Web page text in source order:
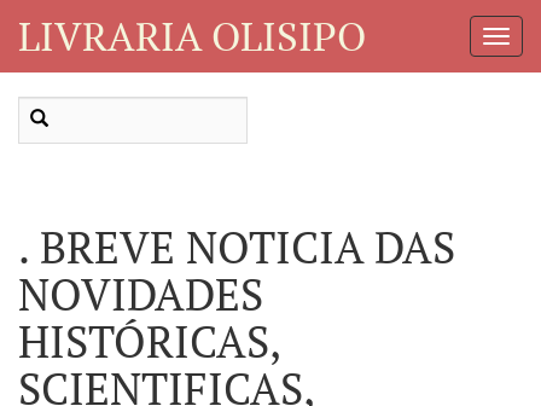
LIVRARIA OLISIPO
. BREVE NOTICIA DAS
NOVIDADES
HISTÓRICAS,
SCIENTIFICAS,